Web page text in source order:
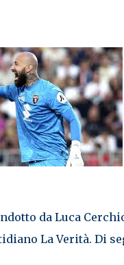
da Luca
La Verità. Di